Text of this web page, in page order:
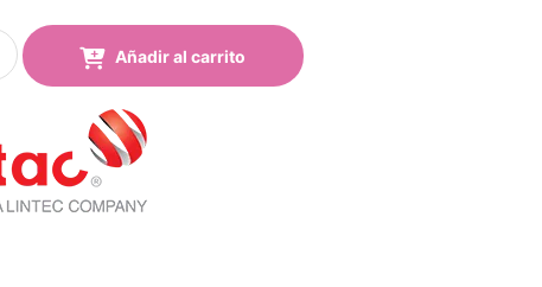
8258-37 Pro Red Mate quantity
Añadir al carrito